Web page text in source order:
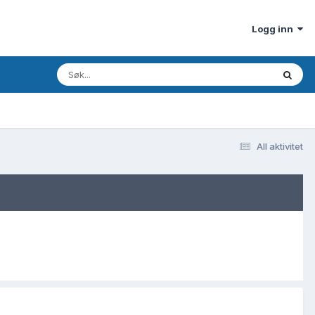
Logg inn
All aktivitet